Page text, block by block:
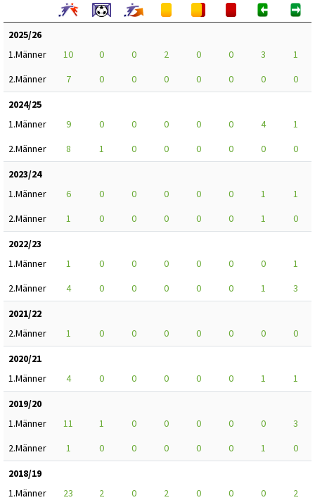
2025/26
1.Männer
10 0 0 2 0 0 3
1
2.Männer
7 0 0 0 0 0 0
0
2024/25
1.Männer
9 0 0 0 0 0 4
1
2.Männer
8 1 0 0 0 0 0
0
2023/24
1.Männer
6 0 0 0 0 0 1
1
2.Männer
1 0 0 0 0 0 1
0
2022/23
1.Männer
1 0 0 0 0 0 0
1
2.Männer
4 0 0 0 0 0 1
3
2021/22
2.Männer
1 0 0 0 0 0 0
0
2020/21
1.Männer
4 0 0 0 0 0 1
1
2019/20
1.Männer
11 1 0 0 0 0 0
3
2.Männer
1 0 0 0 0 0 1
0
2018/19
1.Männer
23 2 0 2 0 0 0
2